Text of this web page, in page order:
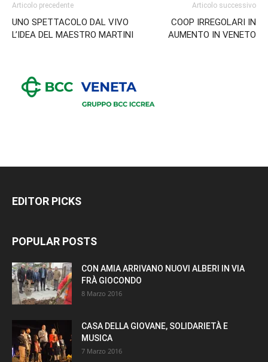
Articolo precedente
UNO SPETTACOLO DAL VIVO
L’IDEA DEL MAESTRO MARTINI
Articolo successivo
COOP IRREGOLARI IN
AUMENTO IN VENETO
EDITOR PICKS
POPULAR POSTS
CON AMIA ARRIVANO NUOVI ALBERI IN VIA
FRÀ GIOCONDO
8 Marzo 2016
CASA DELLA GIOVANE, SOLIDARIETÀ E
MUSICA
7 Marzo 2016